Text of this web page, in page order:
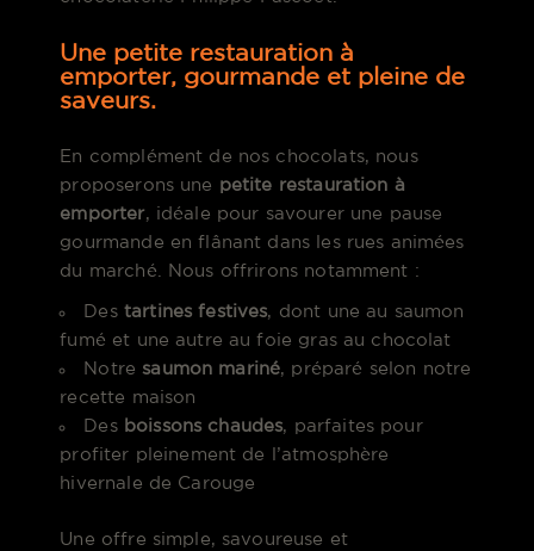
Une petite restauration à
emporter, gourmande et pleine de
saveurs.
En complément de nos chocolats, nous
proposerons une petite restauration à
emporter, idéale pour savourer une pause
gourmande en flânant dans les rues animées
du marché. Nous offrirons notamment :
Des tartines festives, dont une au saumon
fumé et une autre au foie gras au chocolat
Notre saumon mariné, préparé selon notre
recette maison
Des
boissons chaudes, parfaites pour
profiter pleinement de l’atmosphère
hivernale de Carouge
Une offre simple, savoureuse et